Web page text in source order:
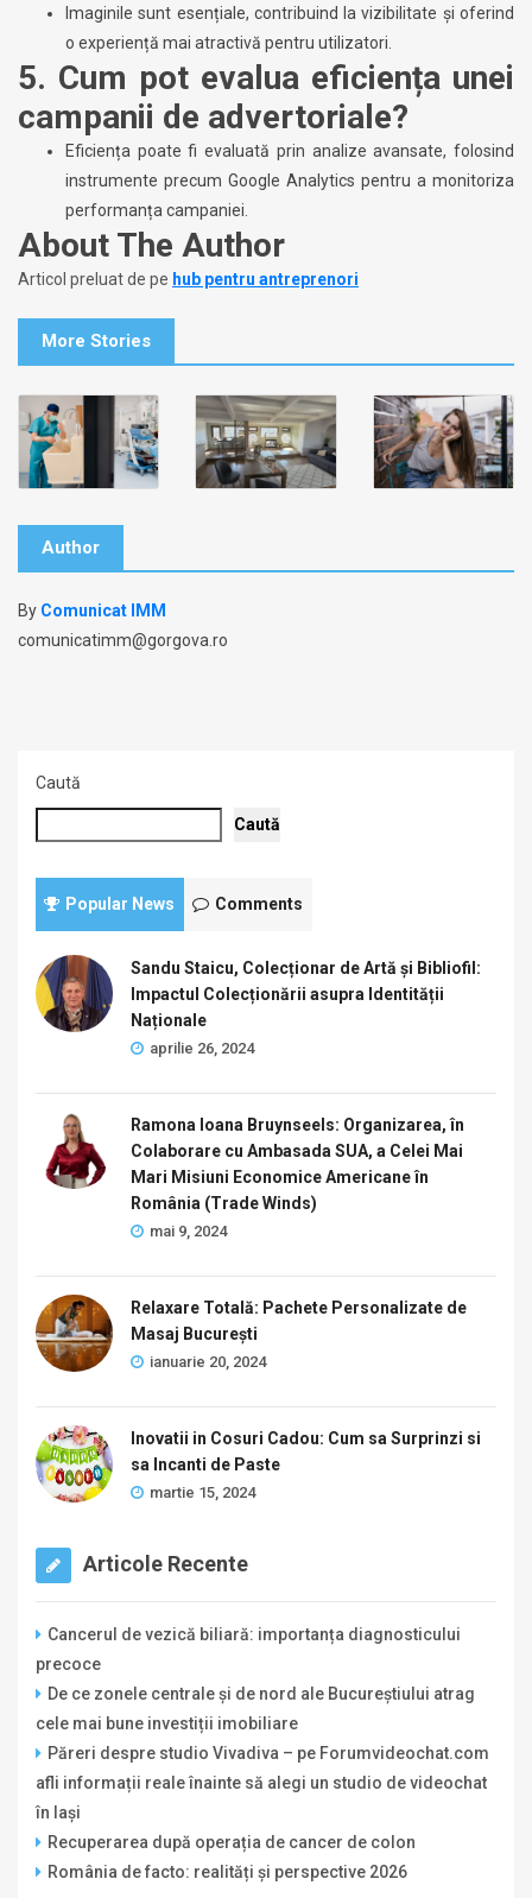
Imaginile sunt esențiale, contribuind la vizibilitate și oferind
o experiență mai atractivă pentru utilizatori.
5. Cum pot evalua eficiența unei
campanii de advertoriale?
Eficiența poate fi evaluată prin analize avansate, folosind
instrumente precum Google Analytics pentru a monitoriza
performanța campaniei.
About The Author
Articol preluat de pe hub pentru antreprenori
More Stories
Author
By Comunicat IMM
comunicatimm@gorgova.ro
Caută
Caută
Popular News Comments
Sandu Staicu, Colecționar de Artă și Bibliofil:
Impactul Colecționării asupra Identității
Naționale
aprilie 26, 2024
Ramona Ioana Bruynseels: Organizarea, în
Colaborare cu Ambasada SUA, a Celei Mai
Mari Misiuni Economice Americane în
România (Trade Winds)
mai 9, 2024
Relaxare Totală: Pachete Personalizate de
Masaj București
ianuarie 20, 2024
Inovatii in Cosuri Cadou: Cum sa Surprinzi si
sa Incanti de Paste
martie 15, 2024
Articole Recente
Cancerul de vezică biliară: importanța diagnosticului
precoce
De ce zonele centrale și de nord ale Bucureștiului atrag
cele mai bune investiții imobiliare
Păreri despre studio Vivadiva – pe Forumvideochat.com
afli informații reale înainte să alegi un studio de videochat
în Iași
Recuperarea după operația de cancer de colon
România de facto: realități și perspective 2026